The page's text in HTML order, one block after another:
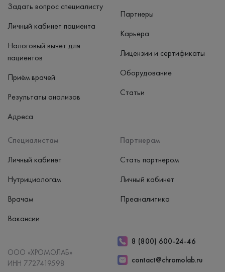
Задать вопрос специалисту
Личный кабинет пациента
Налоговый вычет для
пациентов
Приём врачей
Результаты анализов
Адреса
Специалистам
Личный кабинет
Нутрициологам
Врачам
Вакансии
Партнерам
Стать партнером
Личный кабинет
Преаналитика
Партнеры
Карьера
Лицензии и сертификаты
Оборудование
Статьи
ООО «ХРОМОЛАБ»
ИНН 7727419598
8 (800) 600-24-46
contact@chromolab.ru